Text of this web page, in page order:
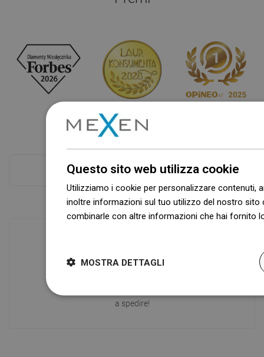
Controlla di più
Disponibilità di merci
a spedire!
Questo sito web utilizza cookie
Utilizziamo i cookie per personalizzare contenuti,
inoltre informazioni sul tuo utilizzo del nostro sito
combinarle con altre informazioni che hai fornito
MOSTRA DETTAGLI